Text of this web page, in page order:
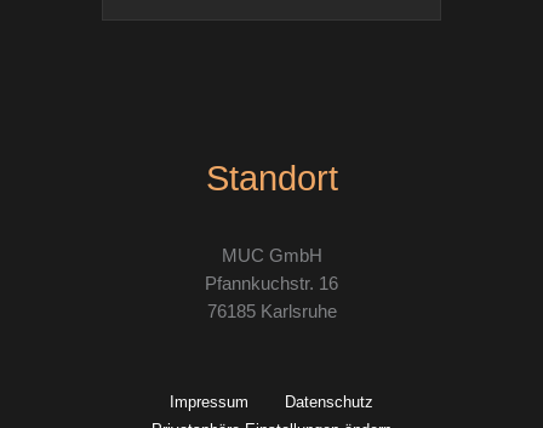
Standort
MUC GmbH
Pfannkuchstr. 16
76185 Karlsruhe
Impressum
Datenschutz